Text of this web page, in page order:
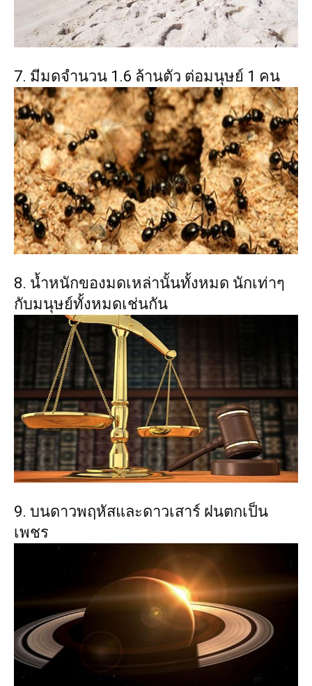
7. มีมดจำนวน 1.6 ล้านตัว ต่อมนุษย์ 1 คน
8. น้ำหนักของมดเหล่านั้นทั้งหมด นักเท่าๆ
กับมนุษย์ทั้งหมดเช่นกัน
9. บนดาวพฤหัสและดาวเสาร์ ฝนตกเป็น
เพชร